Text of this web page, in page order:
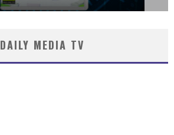
DAILY MEDIA TV